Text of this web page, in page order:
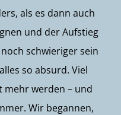
als es dann auch
und der Aufstieg
schwieriger sein
so absurd. Viel
mehr werden – und
Wir begannen,